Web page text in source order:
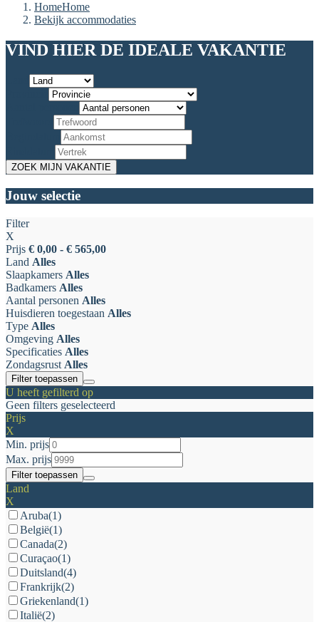
HomeHome
Bekijk accommodaties
VIND HIER DE IDEALE VAKANTIE
Jouw selectie
Filter
X
Prijs € 0,00 - € 565,00
Land Alles
Slaapkamers Alles
Badkamers Alles
Aantal personen Alles
Huisdieren toegestaan Alles
Type Alles
Omgeving Alles
Specificaties Alles
Zondagsrust Alles
Filter toepassen
U heeft gefilterd op
Geen filters geselecteerd
Prijs
X
Min. prijs
Max. prijs
Filter toepassen
Land
X
Aruba(1)
België(1)
Canada(2)
Curaçao(1)
Duitsland(4)
Frankrijk(2)
Griekenland(1)
Italië(2)